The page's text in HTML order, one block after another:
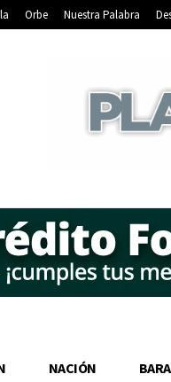
Orbe Nuestra Palabra
NACIÓN